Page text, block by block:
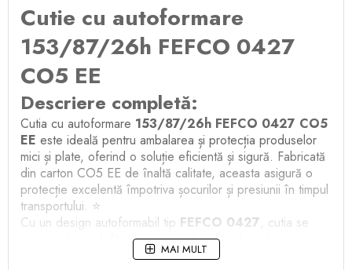
Cutie cu autoformare
153/87/26h FEFCO 0427
CO5 EE
Descriere completă:
Cutia cu autoformare 153/87/26h FEFCO 0427 CO5
EE este ideală pentru ambalarea și protecția produselor
mici și plate, oferind o soluție eficientă și sigură. Fabricată
din carton CO5 EE de înaltă calitate, aceasta asigură o
protecție excelentă împotriva șocurilor și presiunii în timpul
transportului. ⭐
Cu un design autoformabil tip FEFCO 0427 , cutia se
montează rapid, fără a necesita bandă adezivă,
economisind timp și resurse. Dimensiunile compacte o fac
MAI MULT